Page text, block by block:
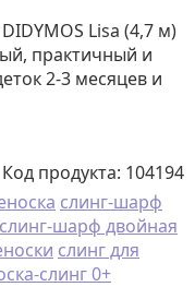
Lisa (4,7 м)
практичный и
2-3 месяцев и
Код продукта: 104194
слинг-шарф
слинг-шарф двойная
слинг для
слинг 0+